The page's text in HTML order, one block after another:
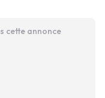
cette annonce